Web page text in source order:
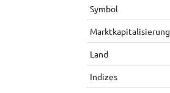
Symbol
Marktkapitalisierung
Land
Indizes